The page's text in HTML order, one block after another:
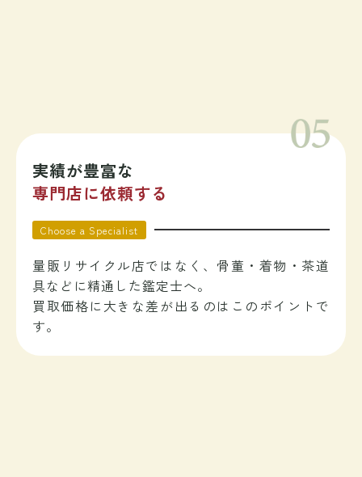
実績が豊富な
専門店に依頼する
Choose a Specialist
量販リサイクル店ではなく、骨董・着物・茶道
具などに精通した鑑定士へ。
買取価格に大きな差が出るのはこのポイントで
す。